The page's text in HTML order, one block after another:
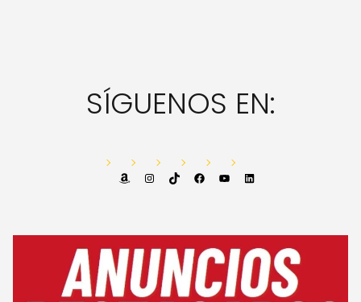
SÍGUENOS EN:
AmazonInstagram
TikTok FacebookYouTube